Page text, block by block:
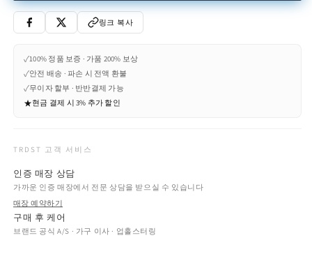
수
임
수
량
림
링크 복사
✓100% 정품 보증 · 가품 200% 보상
✓안전 배송 · 파손 시 전액 환불
✓무이자 할부 · 반반결제 가능
★현금 결제 시 3% 추가 할인
TRDST 고객 서비스
인증 매장 상담
가까운 인증 매장에서 전문 상담을 받으실 수 있습니다
매장 예약하기
구매 후 케어
브랜드 공식 A/S · 가구 이사 · 업홀스터링